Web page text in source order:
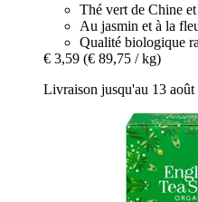
Thé vert de Chine
Au jasmin et à la
Qualité biologique
€ 3,59 (€ 89,75 / kg)
Livraison jusqu'au 13 août